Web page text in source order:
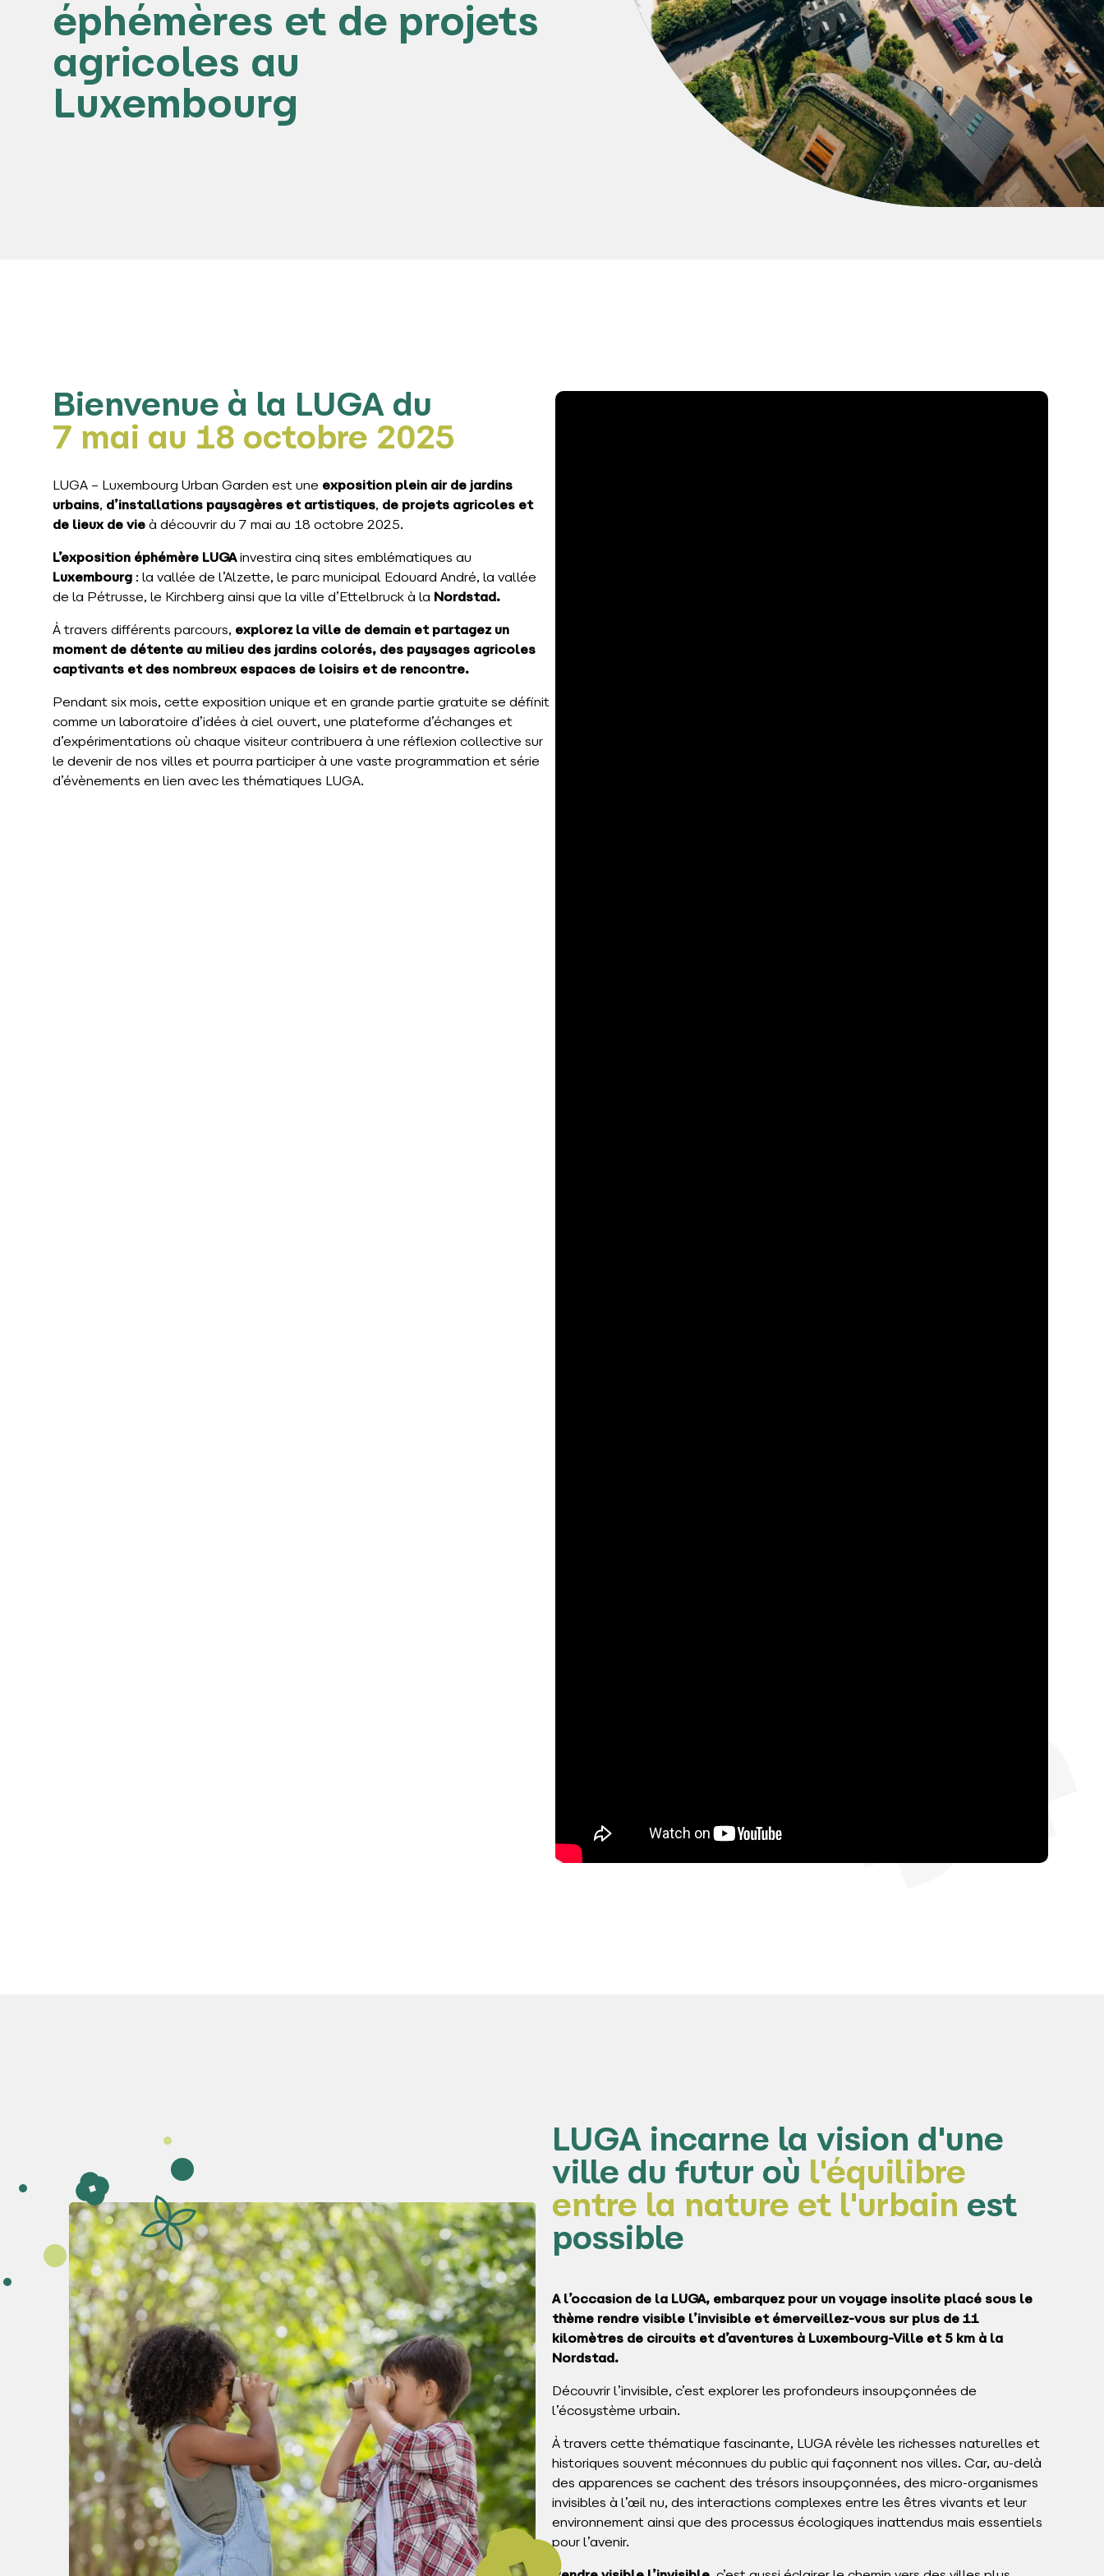
éphémères et de projets
agricoles au
Luxembourg
Bienvenue à la LUGA du
7 mai au 18 octobre 2025
LUGA – Luxembourg Urban Garden est une exposition plein air de jardins
urbains, d’installations paysagères et artistiques, de projets agricoles et
de lieux de vie à découvrir du 7 mai au 18 octobre 2025.
L’exposition éphémère LUGAinvestira cinq sites emblématiques au
Luxembourg : la vallée de l’Alzette, le parc municipal Edouard André, la vallée
de la Pétrusse, le Kirchberg ainsi que la ville d’Ettelbruck à la Nordstad.
À travers différents parcours, explorez la ville de demain et partagez un
moment de détente au milieu des jardins colorés, des paysages agricoles
captivants et des nombreux espaces de loisirs et de rencontre.
Pendant six mois, cette exposition unique et en grande partie gratuite se définit
comme un laboratoire d’idées à ciel ouvert, une plateforme d’échanges et
d’expérimentations où chaque visiteur contribuera à une réflexion collective sur
le devenir de nos villes et pourra participer à une vaste programmation et série
d’évènements en lien avec les thématiques LUGA.
LUGA incarne la vision d'une
ville du futur où l'équilibre
entre la nature et l'urbain est
possible
A l’occasion de la LUGA, embarquez pour un voyage insolite placé sous le
thème rendre visible l’invisible et émerveillez-vous sur plus de 11
kilomètres de circuits et d’aventures à Luxembourg-Ville et 5 km à la
Nordstad.
Découvrir l’invisible, c’est explorer les profondeurs insoupçonnées de
l’écosystème urbain.
À travers cette thématique fascinante, LUGA révèle les richesses naturelles et
historiques souvent méconnues du public qui façonnent nos villes. Car, au-delà
des apparences se cachent des trésors insoupçonnées, des micro-organismes
invisibles à l’œil nu, des interactions complexes entre les êtres vivants et leur
environnement ainsi que des processus écologiques inattendus mais essentiels
pour l’avenir.